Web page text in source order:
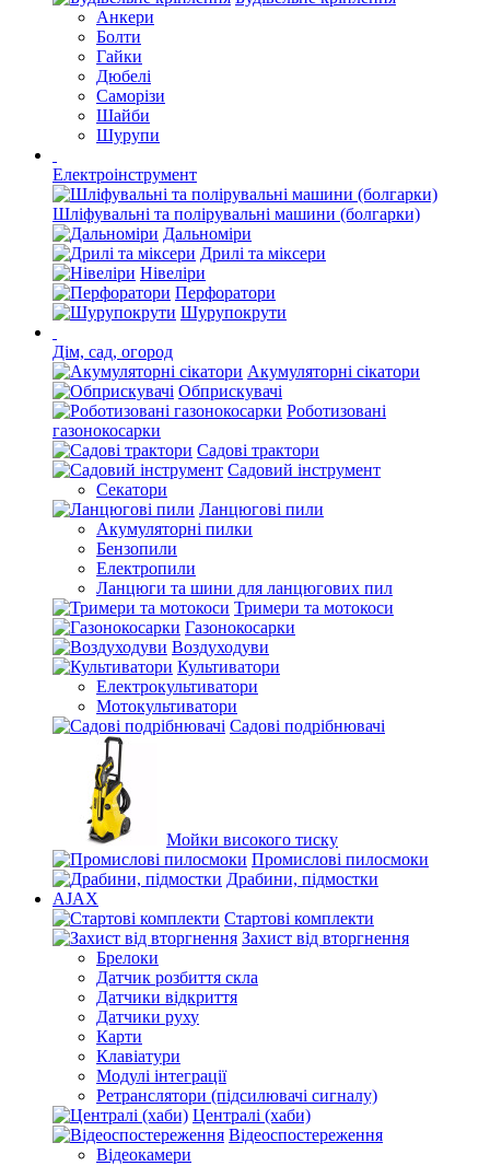
Анкери
Болти
Гайки
Дюбелі
Саморізи
Шайби
Шурупи
Електроінструмент
Шліфувальні та полірувальні машини (болгарки)
Дальноміри
Дрилі та міксери
Нівеліри
Перфоратори
Шурупокрути
Дім, сад, огород
Акумуляторні сікатори
Обприскувачі
Роботизовані
газонокосарки
Садові трактори
Садовий інструмент
Секатори
Ланцюгові пили
Акумуляторні пилки
Бензопили
Електропили
Ланцюги та шини для ланцюгових пил
Тримери та мотокоси
Газонокосарки
Воздуходуви
Культиватори
Електрокультиватори
Мотокультиватори
Садові подрібнювачі
Мойки високого тиску
Промислові пилосмоки
Драбини, підмостки
AJAX
Стартові комплекти
Захист від вторгнення
Брелоки
Датчик розбиття скла
Датчики відкриття
Датчики руху
Карти
Клавіатури
Модулі інтеграції
Ретранслятори (підсилювачі сигналу)
Централі (хаби)
Відеоспостереження
Відеокамери